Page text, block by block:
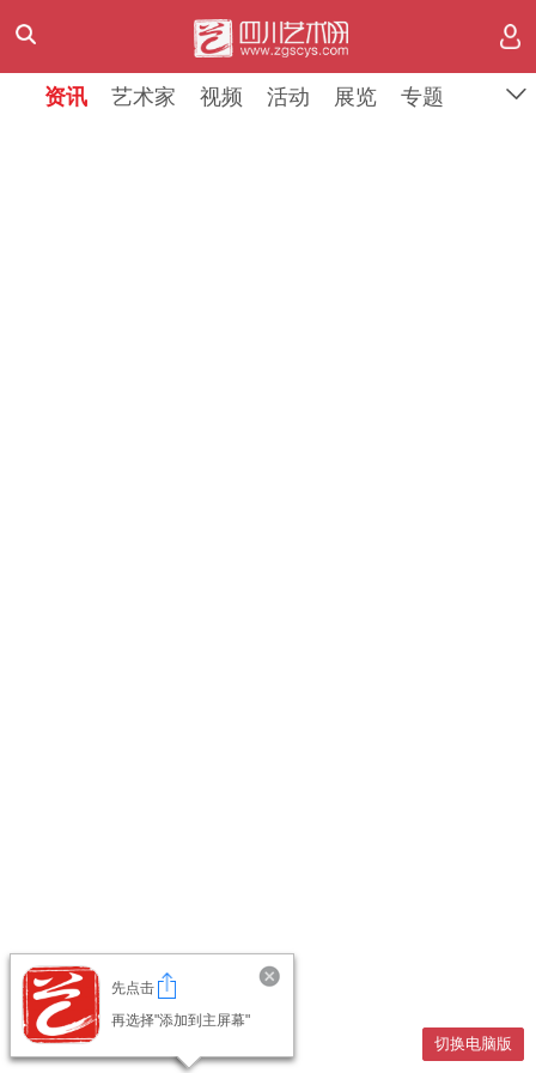
资讯 艺术家 视频 活动 展览 专题
资讯 艺术家 视频 活动 展览 专题
先点击
再选择"添加到主屏幕"
切换电脑版
切换电脑版